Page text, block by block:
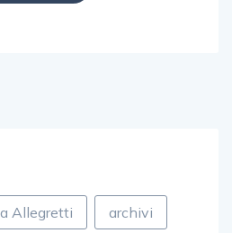
Allegretti archivi